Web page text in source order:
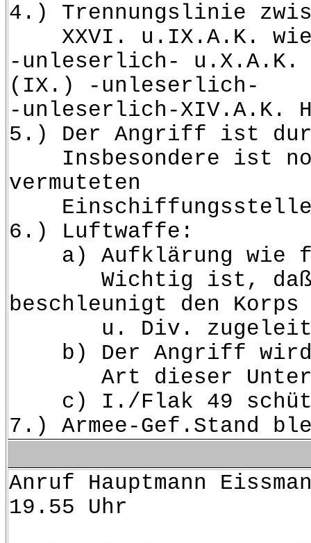
4.) Trennungslinie
XXVI. u.IX.A.K.
-unleserlich- u.X.A.K.
(IX.) -unleserlich-
-unleserlich-XIV.A.K.
5.) Der Angriff ist
Insbesondere ist
vermuteten
Einschiffungsstellen
6.) Luftwaffe:
a) Aufklärung wie
Wichtig ist, daß die
beschleunigt den Korps
u. Div. zugeleitet
b) Der Angriff wird
Art dieser
c) I./Flak 49 schützt
7.) Armee-Gef.Stand
Anruf Hauptmann
19.55 Uhr